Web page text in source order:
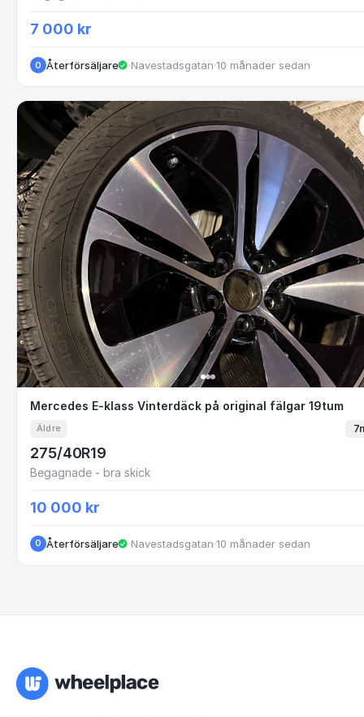
7 000 kr
O Återförsäljare ·Navestadsgatan·10 månader sedan
Mercedes E-klass Vinterdäck på original
Mercedes E-klass Vinterdäck på original fälgar 19tum
Äldre
275/40R19
Begagnade - bra skick
10 000 kr
O Återförsäljare ·Navestadsgatan·10 månader sedan